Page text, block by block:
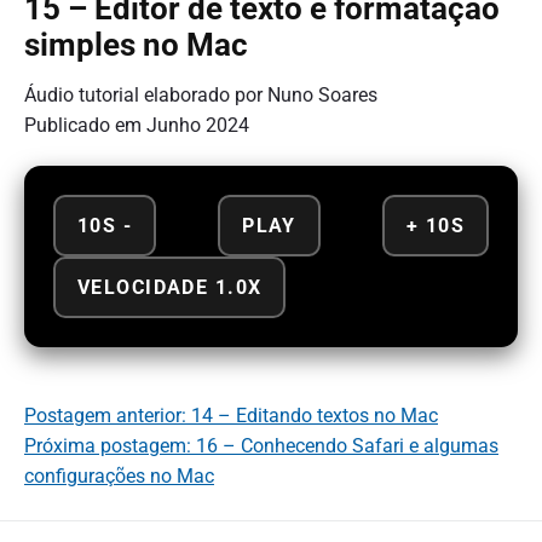
15 – Editor de texto e formatação
simples no Mac
Áudio tutorial elaborado por Nuno Soares
Publicado em Junho 2024
10S - PLAY + 10S
VELOCIDADE 1.0X
Postagem anterior: 14 – Editando textos no Mac
Próxima postagem: 16 – Conhecendo Safari e algumas
configurações no Mac